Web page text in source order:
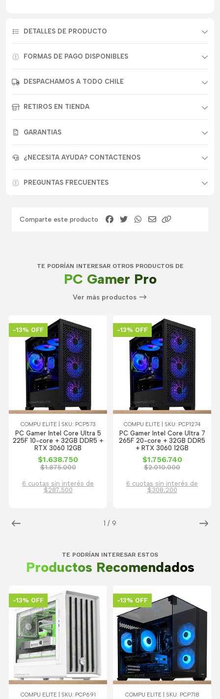
DETALLES DE PRODUCTO
FORMAS DE PAGO DISPONIBLES
DESPACHAMOS A TODO CHILE
RETIROS EN TIENDA
GARANTIAS
¿NECESITA AYUDA? CONTACTENOS
PREGUNTAS FRECUENTES
Comparte este producto
TE PODRÍAN INTERESAR OTROS PRODUCTOS DE
PC Gamer Pro
Ver más productos
1 / 9
-13% OFF
COMPU ELITE | SKU: PCP573
PC Gamer Intel Core Ultra 5
225F 10-core + 32GB DDR5 +
RTX 3060 12GB
$1.638.750
$1.875.000
6 cuotas sin interés de
$287.500
-13% OFF
COMPU ELITE | SKU: PCP1274
PC Gamer Intel Core Ultra 7
265F 20-core + 32GB DDR5
+ RTX 3060 12GB
$1.756.740
$2.010.000
6 cuotas sin interés de
$308.200
TE PODRÍAN INTERESAR ESTOS
Productos Recomendados
-13% OFF
COMPU ELITE | SKU: PCP691
-13% OFF
COMPU ELITE | SKU: PCP718